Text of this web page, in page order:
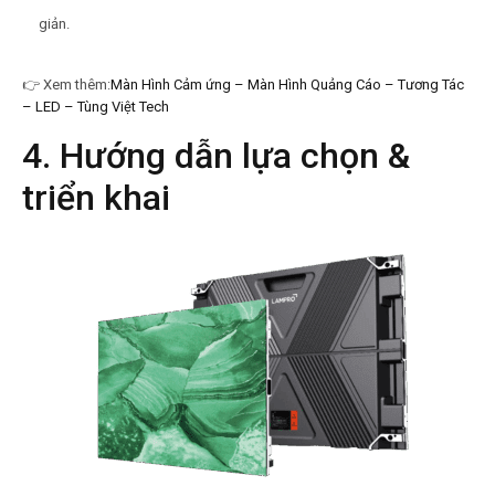
giản.
👉 Xem thêm:Màn Hình Cảm ứng – Màn Hình Quảng Cáo – Tương Tác
– LED – Tùng Việt Tech
4. Hướng dẫn lựa chọn &
triển khai